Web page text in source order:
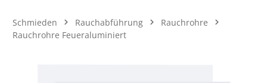
Schmieden Rauchabführung
Rauchrohre
Rauchrohre Feueraluminiert